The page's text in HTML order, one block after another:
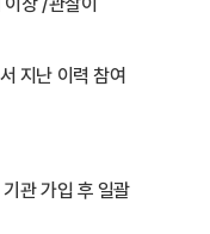
지난 이력 참여
관 가입 후 일괄